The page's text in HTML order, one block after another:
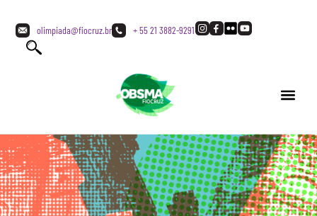
olimpiada@fiocruz.br + 55 21 3882-9291